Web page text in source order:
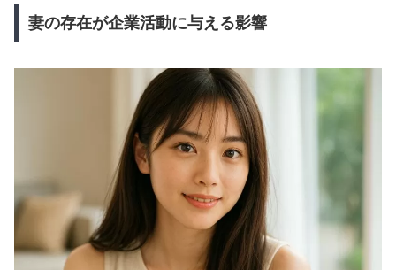
妻の存在が企業活動に与える影響